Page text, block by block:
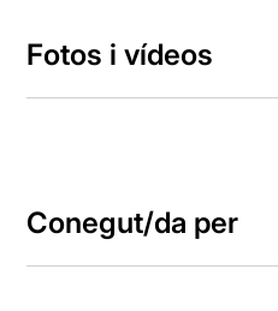
Fotos i vídeos
Conegut/da per